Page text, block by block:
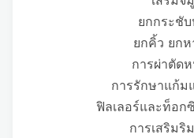
ยกกระชั
ยกคิ้ว ยกห
การผ่าตัด
การรักษาแก้ม
ฟิลเลอร์และท็อก
การเสริมริ